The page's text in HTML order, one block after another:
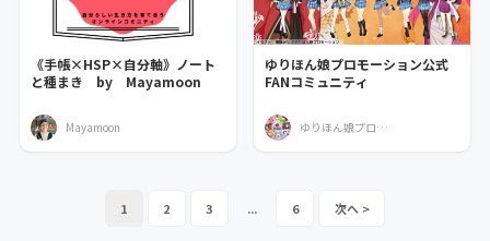
《手帳×HSP×自分軸》ノート
と種まき by Mayamoon
Mayamoon
ゆりほん娘プロモーション公式
FANコミュニティ
ゆりほん娘プロモーション
1 2 3 ... 6